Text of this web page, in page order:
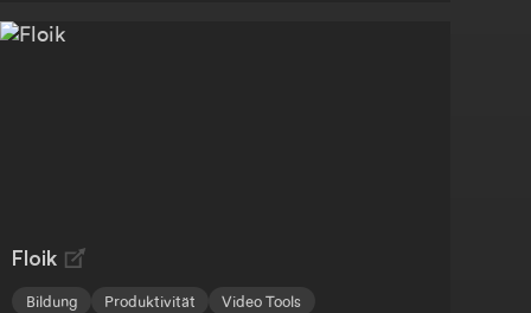
Team oder deine Kunden nur mit den
Floik
Bildung Produktivität Video Tools